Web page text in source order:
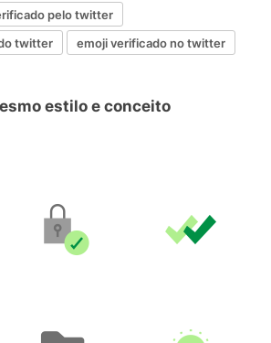
pelo twitter
twitter
emoji verificado no twitter
estilo e conceito